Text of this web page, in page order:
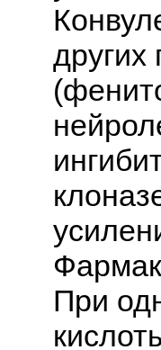
других
При